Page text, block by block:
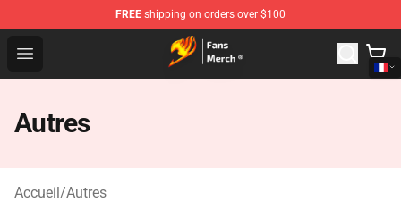
FREE shipping on orders over $100
Open menu
Fairy Tail Store - Official Fairy Tail Merchandise Shop
Autres
Accueil/Autres